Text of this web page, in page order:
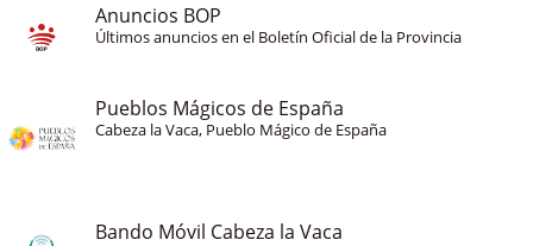
Anuncios BOP
Últimos anuncios en el Boletín Oficial de la Provincia
Pueblos Mágicos de España
Cabeza la Vaca, Pueblo Mágico de España
Bando Móvil Cabeza la Vaca